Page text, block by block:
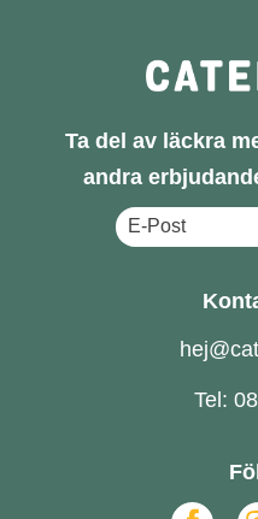
Ta del av läckra
andra
Tel: